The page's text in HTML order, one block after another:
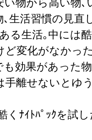
物から高い物
生活習慣の見直
る生活｡中には
ど変化がなかっ
効果があった
手離せないとゆ
くﾅｲﾄﾊﾟｯｸを試